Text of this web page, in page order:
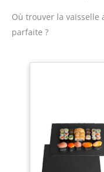
Où trouver la
parfaite ?